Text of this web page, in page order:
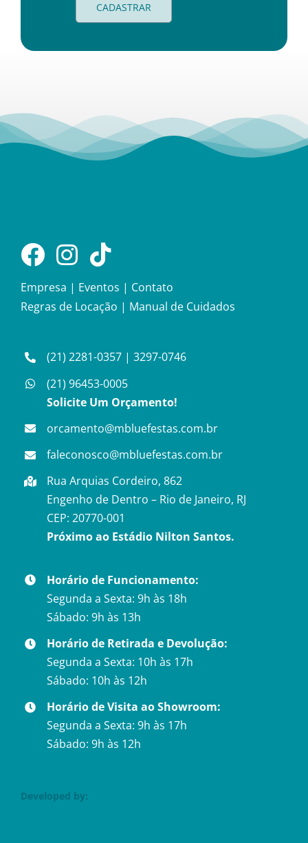
CADASTRAR
Empresa | Eventos | Contato
Regras de Locação | Manual de Cuidados
(21) 2281-0357 |3297-0746
(21) 96453-0005
Solicite Um Orçamento!
orcamento@mbluefestas.com.br
faleconosco@mbluefestas.com.br
Rua Arquias Cordeiro, 862
Engenho de Dentro – Rio de Janeiro, RJ
CEP: 20770-001
Próximo ao Estádio Nilton Santos.
Horário de Funcionamento:
Segunda a Sexta: 9h às 18h
Sábado: 9h às 13h
Horário de Retirada e Devolução:
Segunda a Sexta: 10h às 17h
Sábado: 10h às 12h
Horário de Visita ao Showroom:
Segunda a Sexta: 9h às 17h
Sábado: 9h às 12h
Developed by: